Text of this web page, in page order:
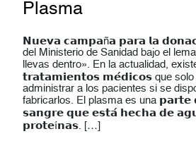
Plasma
𝗡𝘂𝗲𝘃𝗮 𝗰𝗮𝗺𝗽𝗮ñ𝗮 𝗽𝗮𝗿𝗮 𝗹𝗮
del Ministerio de Sanidad bajo el
llevas dentro». En la actualidad,
𝘁𝗿𝗮𝘁𝗮𝗺𝗶𝗲𝗻𝘁𝗼𝘀 𝗺𝗲́𝗱𝗶𝗰𝗼𝘀 que solo
administrar a los pacientes si se
fabricarlos. El plasma es una
𝘀𝗮𝗻𝗴𝗿𝗲 𝗾𝘂𝗲 𝗲𝘀𝘁𝗮́ 𝗵𝗲𝗰𝗵𝗮 𝗱𝗲
𝗽𝗿𝗼𝘁𝗲í𝗻𝗮𝘀. […]